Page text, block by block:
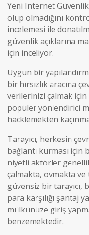
Yeni Internet
olup olmadığını
incelemesi ile
güvenlik açıklarına
için inceliyor.
Uygun bir
bir hırsızlık aracına
verilerinizi çalmak için
popüler yönlendirici
hacklemekten
Tarayıcı, herkesin
bağlantı kurması için
niyetli aktörler
çalmakta, ovmakta
güvensiz bir tarayıcı,
para karşılığı şantaj
mülkünüze giriş
benzemektedir.